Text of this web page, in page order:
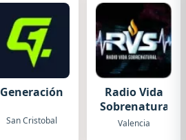
Generación
San Cristobal
Radio Vida
Sobrenatural
Valencia